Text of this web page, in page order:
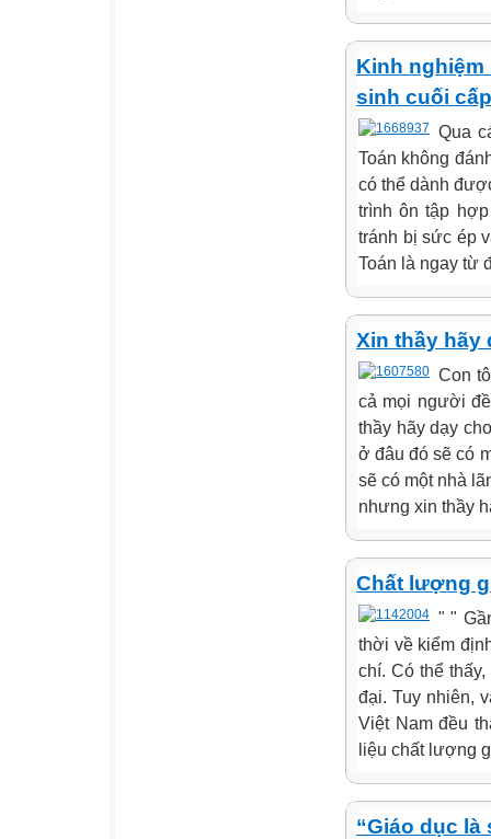
Kinh nghiệm
sinh cuối cấp
Qua
Toán không
có thể dành
trình ôn tập
tránh bị sức ép
Toán là ngay từ
Xin thầy hãy
Con
cả mọi người
thầy hãy dạy
ở đâu đó sẽ có
sẽ có một nhà
nhưng xin thầy
Chất lượng
" "
thời về kiểm
chí. Có thể
đại. Tuy nhiên,
Việt Nam đều
liệu chất lượng
“Giáo dục là